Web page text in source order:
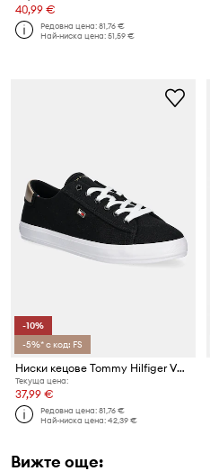
40,99 €
Редовна цена:81,76 €
Най-ниска цена:51,59 €
-10%
-5%* с код: FS
Ниски кецове Tommy Hilfiger VULC CANVAS LACE UP SNEAKER
Текуща цена:
37,99 €
Редовна цена:81,76 €
Най-ниска цена:42,39 €
Вижте още: